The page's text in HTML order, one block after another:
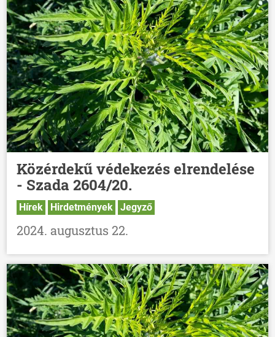
Közérdekű védekezés elrendelése
- Szada 2604/20.
Hírek Hirdetmények Jegyző
2024. augusztus 22.